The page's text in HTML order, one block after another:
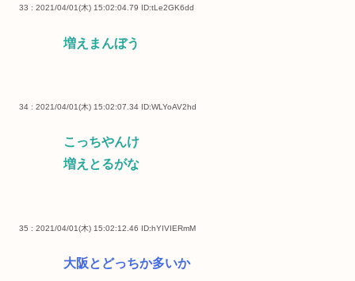
33 : 2021/04/01(木) 15:02:04.79 ID:tLe2GK6dd
増えまんぼう
34 : 2021/04/01(木) 15:02:07.34 ID:WLYoAV2hd
こっちやんけ
増えとるがな
35 : 2021/04/01(木) 15:02:12.46 ID:hYIVIERmM
大阪とどっちか多いか